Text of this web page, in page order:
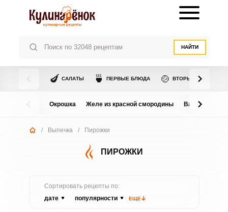
НАЙТИ
🍆 САЛАТЫ 🍵 ПЕРВЫЕ БЛЮДА 🍲 ВТОРЫЕ БЛЮДА
Окрошка Желе из красной смородины Варенье из
/ Выпечка / Пирожки
ПИРОЖКИ
Сортировать рецепты по:
дате
популярности ЕЩЕ